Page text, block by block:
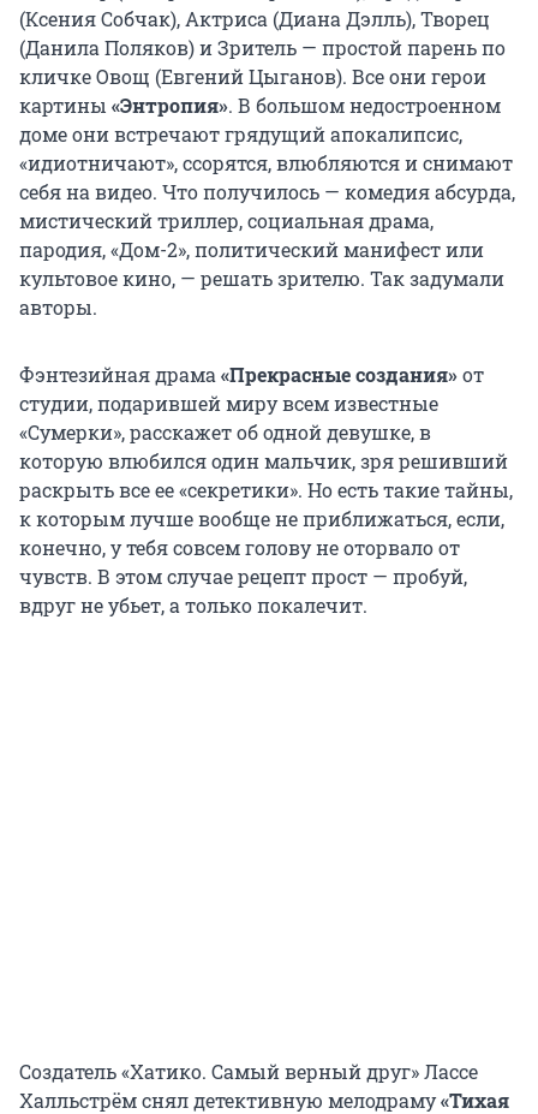
(Ксения Собчак), Актриса (Диана Дэлль), Творец
(Данила Поляков) и Зритель — простой парень по
кличке Овощ (Евгений Цыганов). Все они герои
картины «Энтропия». В большом недостроенном
доме они встречают грядущий апокалипсис,
«идиотничают», ссорятся, влюбляются и снимают
себя на видео. Что получилось — комедия абсурда,
мистический триллер, социальная драма,
пародия, «Дом-2», политический манифест или
культовое кино, — решать зрителю. Так задумали
авторы.
Фэнтезийная драма «Прекрасные создания»от
студии, подарившей миру всем известные
«Сумерки», расскажет об одной девушке, в
которую влюбился один мальчик, зря решивший
раскрыть все ее «секретики». Но есть такие тайны,
к которым лучше вообще не приближаться, если,
конечно, у тебя совсем голову не оторвало от
чувств. В этом случае рецепт прост — пробуй,
вдруг не убьет, а только покалечит.
Создатель «Хатико. Самый верный друг» Лассе
Халльстрём снял детективную мелодраму«Тихая